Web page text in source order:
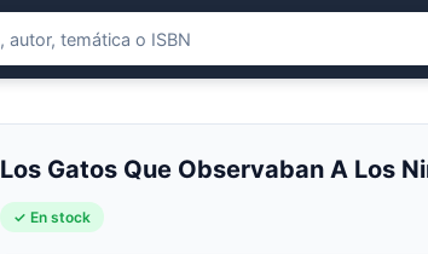
Los Gatos Que Observaban A Los
✓ En stock